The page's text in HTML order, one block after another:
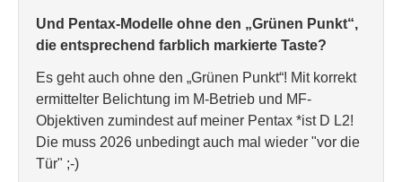
Und Pentax-Modelle ohne den „Grünen Punkt“,
die entsprechend farblich markierte Taste?
Es geht auch ohne den „Grünen Punkt“! Mit korrekt
ermittelter Belichtung im M-Betrieb und MF-
Objektiven zumindest auf meiner Pentax *ist D L2!
Die muss 2026 unbedingt auch mal wieder "vor die
Tür" ;-)